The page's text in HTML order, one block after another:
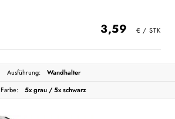
3,59
Ausführung:
Wandhalter
Farbe:
5x grau / 5x schwarz